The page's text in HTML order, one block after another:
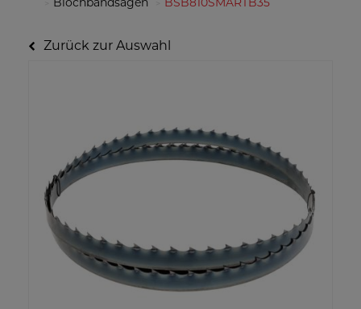
Blochbandsägen
BSB810SMARTB35
Zurück zur Auswahl